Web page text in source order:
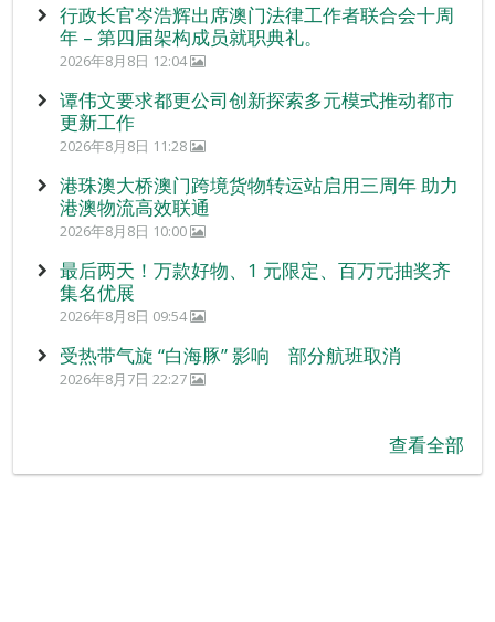
行政长官岑浩辉出席澳门法律工作者联合会十周
年 – 第四届架构成员就职典礼。
2026年8月8日 12:04
谭伟文要求都更公司创新探索多元模式推动都市
更新工作
2026年8月8日 11:28
港珠澳大桥澳门跨境货物转运站启用三周年 助力
港澳物流高效联通
2026年8月8日 10:00
最后两天！万款好物、1 元限定、百万元抽奖齐
集名优展
2026年8月8日 09:54
受热带气旋 “白海豚” 影响 部分航班取消
2026年8月7日 22:27
查看全部